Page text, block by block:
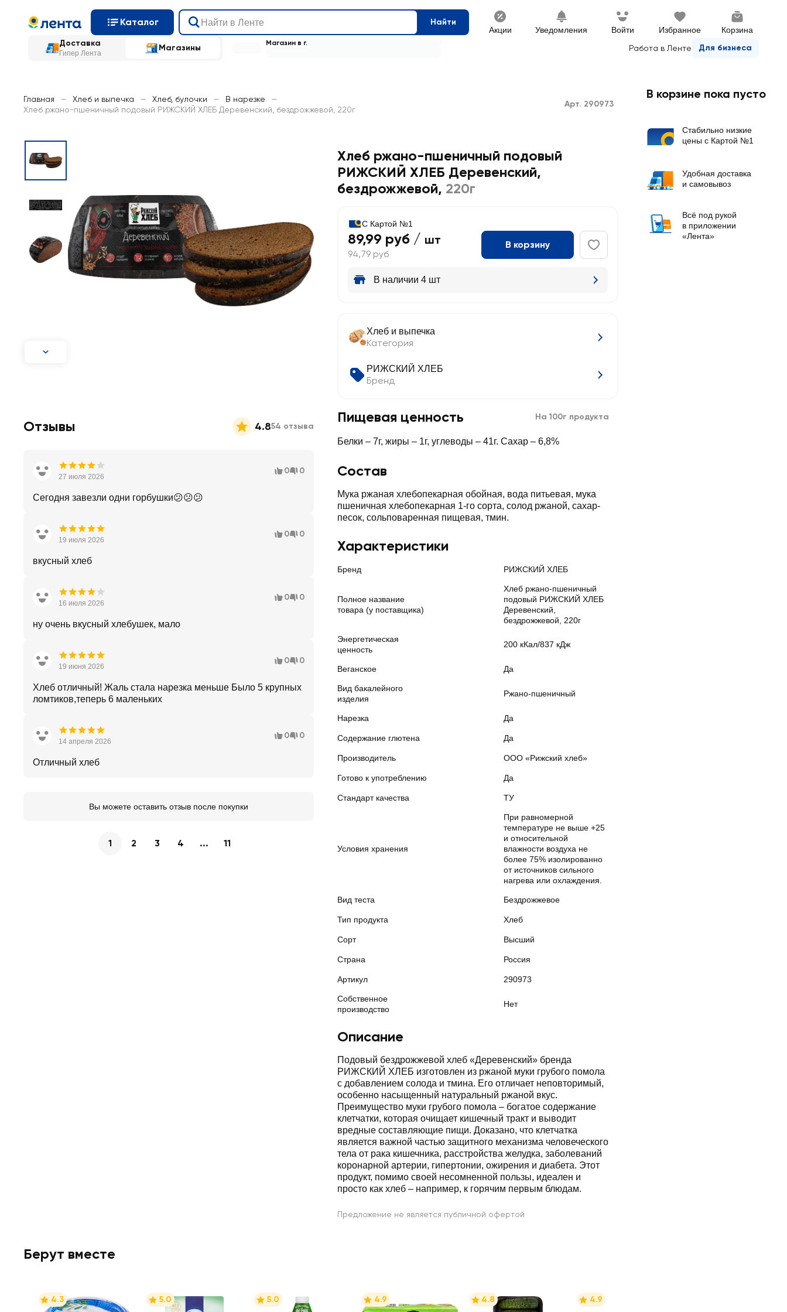
Каталог Найти
Акции Уведомления Войти Избранное Корзина
Доставка
Гипер Лента
Магазины Работа в Ленте Для бизнеса
Магазин в г.
Главная — Хлеб и выпечка — Хлеб, булочки — В нарезке
—
Хлеб ржано-пшеничный подовый РИЖСКИЙ ХЛЕБ Деревенский, бездрожжевой, 220г
Арт. 290973
Хлеб ржано-пшеничный подовый
РИЖСКИЙ ХЛЕБ Деревенский,
бездрожжевой, 220г
С Картой №1
89,99 руб / шт
94,79 руб
В корзину
В наличии 4 шт
Хлеб и выпечка
Категория
РИЖСКИЙ ХЛЕБ
Бренд
Пищевая ценность На 100г продукта
Белки – 7г, жиры – 1г, углеводы – 41г. Сахар – 6,8%
Состав
Мука ржаная хлебопекарная обойная, вода питьевая, мука
пшеничная хлебопекарная 1-го сорта, солод ржаной, сахар-
песок, сольповаренная пищевая, тмин.
Характеристики
Бренд РИЖСКИЙ ХЛЕБ
Полное название
товара (у поставщика)
Хлеб ржано-пшеничный
подовый РИЖСКИЙ ХЛЕБ
Деревенский,
бездрожжевой, 220г
Энергетическая
ценность
200 кКал/837 кДж
Веганское Да
Вид бакалейного
изделия
Ржано-пшеничный
Нарезка Да
Содержание глютена Да
Производитель ООО «Рижский хлеб»
Готово к употреблению Да
Стандарт качества ТУ
Условия хранения
При равномерной
температуре не выше +25
и относительной
влажности воздуха не
более 75% изолированно
от источников сильного
нагрева или охлаждения.
Вид теста Бездрожжевое
Тип продукта Хлеб
Сорт Высший
Страна Россия
Артикул 290973
Собственное
производство
Нет
Описание
Подовый бездрожжевой хлеб «Деревенский» бренда
РИЖСКИЙ ХЛЕБ изготовлен из ржаной муки грубого помола
с добавлением солода и тмина. Его отличает неповторимый,
особенно насыщенный натуральный ржаной вкус.
Преимущество муки грубого помола – богатое содержание
клетчатки, которая очищает кишечный тракт и выводит
вредные составляющие пищи. Доказано, что клетчатка
является важной частью защитного механизма человеческого
тела от рака кишечника, расстройства желудка, заболеваний
коронарной артерии, гипертонии, ожирения и диабета. Этот
продукт, помимо своей несомненной пользы, идеален и
просто как хлеб – например, к горячим первым блюдам.
Предложение не является публичной офертой
Отзывы 4.854 отзыва
27 июля 2026
0 0
Сегодня завезли одни горбушки😕😕😕
19 июля 2026
0 0
вкусный хлеб
16 июля 2026
0 0
ну очень вкусный хлебушек, мало
19 июня 2026
0 0
Хлеб отличный! Жаль стала нарезка меньше Было 5 крупных
ломтиков,теперь 6 маленьких
14 апреля 2026
0 0
Отличный хлеб
Вы можете оставить отзыв после покупки
1 2 3 4 ... 11
Берут вместе
4.3 5.0 5.0 4.9 4.8 4.9
В корзине пока пусто
Стабильно низкие
цены с Картой №1
Удобная доставка
и самовывоз
Всё под рукой
в приложении
«Лента»